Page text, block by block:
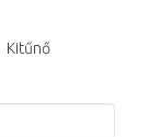
Kitűnő